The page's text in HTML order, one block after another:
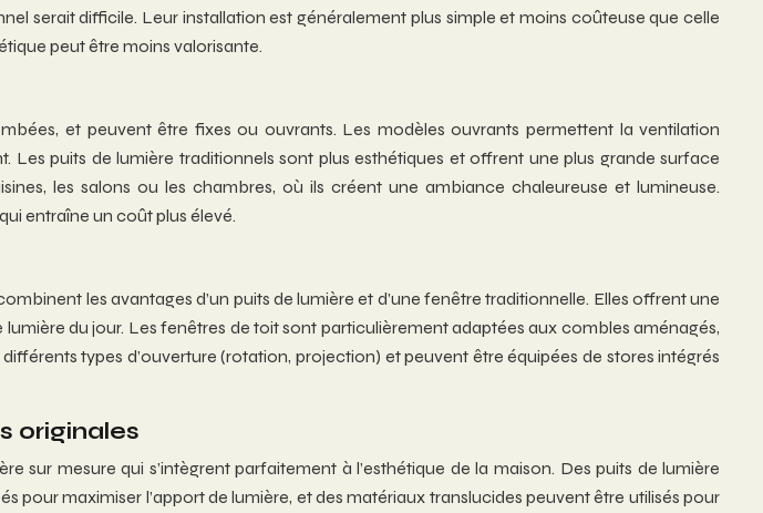
serait difficile. Leur installation est généralement plus simple et moins coûteuse que celle
peut être moins valorisante.
et peuvent être fixes ou ouvrants. Les modèles ouvrants permettent la ventilation
puits de lumière traditionnels sont plus esthétiques et offrent une plus grande surface
les salons ou les chambres, où ils créent une ambiance chaleureuse et lumineuse.
entraîne un coût plus élevé.
les avantages d’un puits de lumière et d’une fenêtre traditionnelle. Elles offrent une
du jour. Les fenêtres de toit sont particulièrement adaptées aux combles aménagés,
types d’ouverture (rotation, projection) et peuvent être équipées de stores intégrés
originales
sur mesure qui s’intègrent parfaitement à l’esthétique de la maison. Des puits de lumière
pour maximiser l’apport de lumière, et des matériaux translucides peuvent être utilisés pour